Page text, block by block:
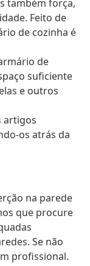
também força,
Feito de
de cozinha é
de
suficiente
e outros
artigos
os atrás da
na parede
que procure
Se não
profissional.